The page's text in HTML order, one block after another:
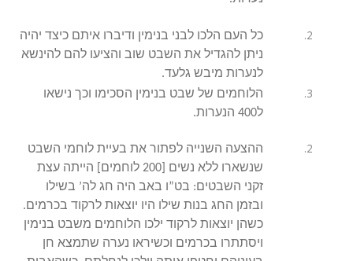
כל העם הלכו לבני בנימין ודיברו איתם כיצד יהיה
ניתן להגדיל את השבט שוב והציעו להם להינשא
לנערות מיבש גלעד.
הלוחמים של שבט בנימין הסכימו וכך נישאו
ל400 הנערות.
ההצעה השנייה לפתור את בעיית לוחמי השבט
שנשארו ללא נשים [200 לוחמים] הייתה עצת
זקני השבטים: בט”ו באב היה חג לה’ בשילו
ובזמן החג בנות שילו היו יוצאות לרקוד בכרמים.
כשהן יוצאות לרקוד ילכו הלוחמים משבט בנימין
ויסתתרו בכרמים וכשיראו נערה שתמצא חן